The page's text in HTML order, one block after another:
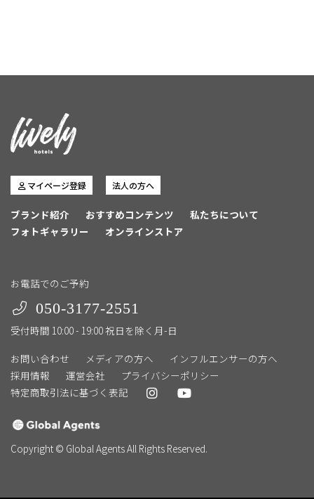
マイページ登録 法人の方へ
ブランド紹介 おすすめコンテンツ
私たちについて
フォトギャラリー
オンラインストア
お電話でのご予約
050-3177-2551
受付時間 10:00 - 19:00 祝日を除く月-日
お問い合わせ
メディアの方へ
インフルエンサーの方へ
採用情報
運営会社
プライバシーポリシー
特定商取引法に基づく表記
Copyright © Global Agents All Rights Reserved.